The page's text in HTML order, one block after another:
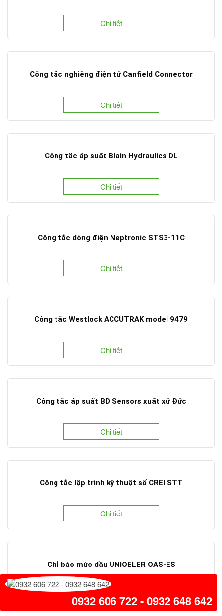
Chi tiết
Công tắc nghiêng điện tử Canfield Connector
Chi tiết
Công tắc áp suất Blain Hydraulics DL
Chi tiết
Công tắc dòng điện Neptronic STS3-11C
Chi tiết
Công tắc Westlock ACCUTRAK model 9479
Chi tiết
Công tắc áp suất BD Sensors xuất xứ Đức
Chi tiết
Công tắc lập trình kỹ thuật số CREI STT
Chi tiết
Chỉ báo mức dầu UNIOELER OAS-ES
Chi tiết
0932 606 722 - 0932 648 642